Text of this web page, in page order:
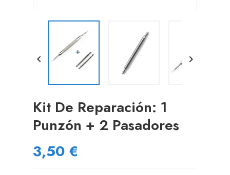
 
Kit De Reparación: 1
Punzón + 2 Pasadores
3,50 €